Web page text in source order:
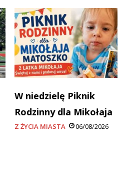
W niedzielę Piknik
Rodzinny dla Mikołaja
Z ŻYCIA MIASTA 06/08/2026